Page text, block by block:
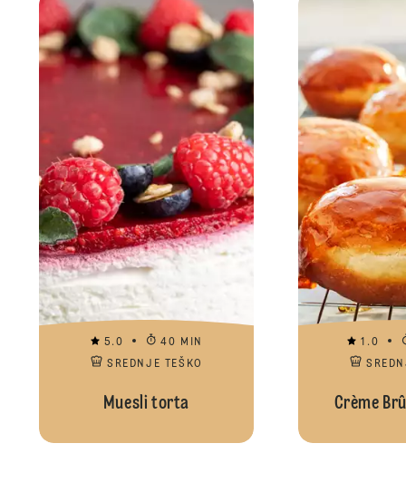
5.0
40 MIN
SREDNJE TEŠKO
Muesli torta
1.0
Crème